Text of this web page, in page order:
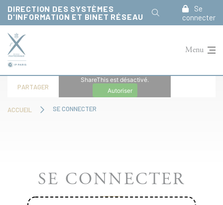
DIRECTION DES SYSTÈMES
D'INFORMATION ET BINET RÉSEAU
Se
connecter
Menu
ACCUEIL SE CONNECTER
PARTAGER
ShareThis est désactivé.
Autoriser
SE CONNECTER
Panneau de gestion des cookies